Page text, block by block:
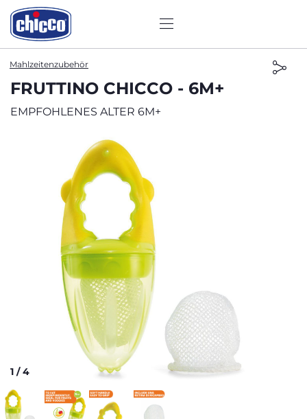
Mahlzeitenzubehör
FRUTTINO CHICCO - 6M+
EMPFOHLENES ALTER 6M+
1 /4